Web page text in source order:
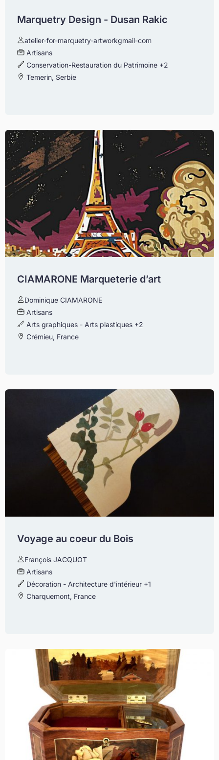
Marquetry Design - Dusan Rakic
atelier-for-marquetry-artworkgmail-com
Artisans
Conservation-Restauration du Patrimoine +2
Temerin, Serbie
CIAMARONE Marqueterie d’art
Dominique CIAMARONE
Artisans
Arts graphiques - Arts plastiques +2
Crémieu, France
Voyage au coeur du Bois
François JACQUOT
Artisans
Décoration - Architecture d'intérieur +1
Charquemont, France